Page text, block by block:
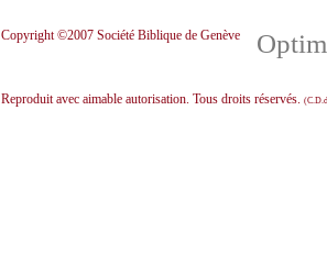
Copyright ©2007 Société Biblique de Genève
Reproduit avec aimable autorisation. Tous droits réservés.